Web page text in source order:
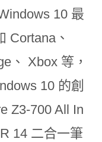
10 最
Cortana、
、 Xbox 等，
10 的創
Z3-700 All In
14 二合一筆